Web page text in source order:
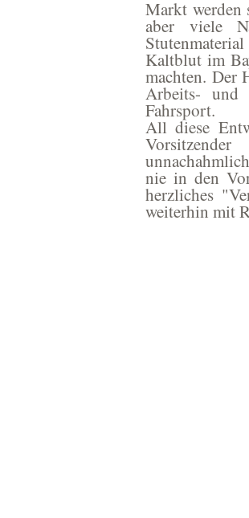
Markt werden
aber viele
Kaltblut im
machten. Der
Arbeits- und
Fahrsport.
All diese
nie in den
herzliches
weiterhin mit